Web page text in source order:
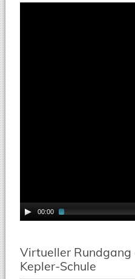
00:00
Virtueller Rundgang
Kepler-Schule